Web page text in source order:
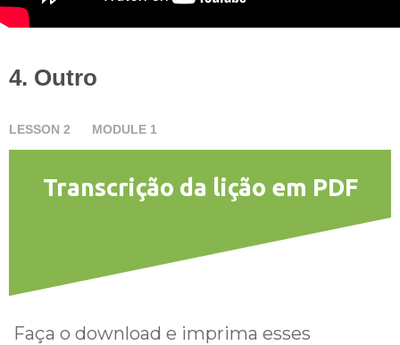
4. Outro
LESSON 2 MODULE 1
Transcrição da lição em PDF
Faça o download e imprima esses